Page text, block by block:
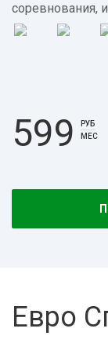
соревнования,
599
РУБ
МЕС
Евро